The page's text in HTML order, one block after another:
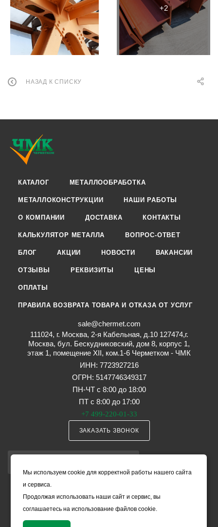
НАЗАД К СПИСКУ
КАТАЛОГ МЕТАЛЛООБРАБОТКА
МЕТАЛЛОКОНСТРУКЦИИ НАШИ РАБОТЫ
О КОМПАНИИ ДОСТАВКА КОНТАКТЫ
КАЛЬКУЛЯТОР МЕТАЛЛА ВОПРОС-ОТВЕТ
БЛОГ АКЦИИ НОВОСТИ ВАКАНСИИ
ОТЗЫВЫ РЕКВИЗИТЫ ЦЕНЫ
ОПЛАТЫ
ПРАВИЛА ВОЗВРАТА ТОВАРА И ОТКАЗА ОТ УСЛУГ
sale@chermet.com
111024, г. Москва, 2-я Кабельная, д.10 127474,г.
Москва, бул. Бескудниковский, дом 8, корпус 1,
этаж 1, помещение XII, ком.1-6 Черметком - ЧМК
ИНН: 7723927216
ОГРН: 5147746349317
ПН-ЧТ с 8:00 до 18:00
ПТ с 8:00 до 17:00
+7 499-220-01-33
ЗАКАЗАТЬ ЗВОНОК
ПОЛИТИКА КОНФИДЕНЦИАЛЬНОСТИ
ОБРАБОТКА ПЕРСОНАЛЬНЫХ ДАННЫХ
Мы используем cookie для корректной работы нашего сайта
и сервиса.
Продолжая использовать наши сайт и сервис, вы
соглашаетесь на использование файлов cookie.